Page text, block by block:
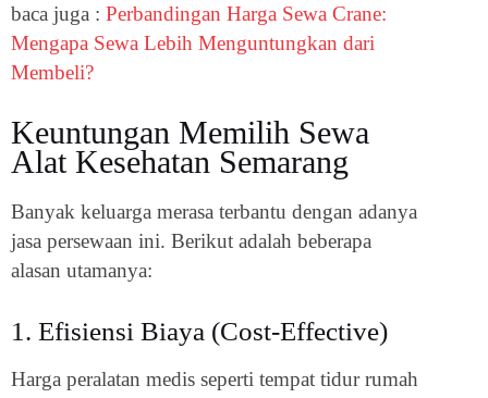
baca juga : Perbandingan Harga Sewa Crane:
Mengapa Sewa Lebih Menguntungkan dari
Membeli?
Keuntungan Memilih Sewa
Alat Kesehatan Semarang
Banyak keluarga merasa terbantu dengan adanya
jasa persewaan ini. Berikut adalah beberapa
alasan utamanya:
1. Efisiensi Biaya (Cost-Effective)
Harga peralatan medis seperti tempat tidur rumah